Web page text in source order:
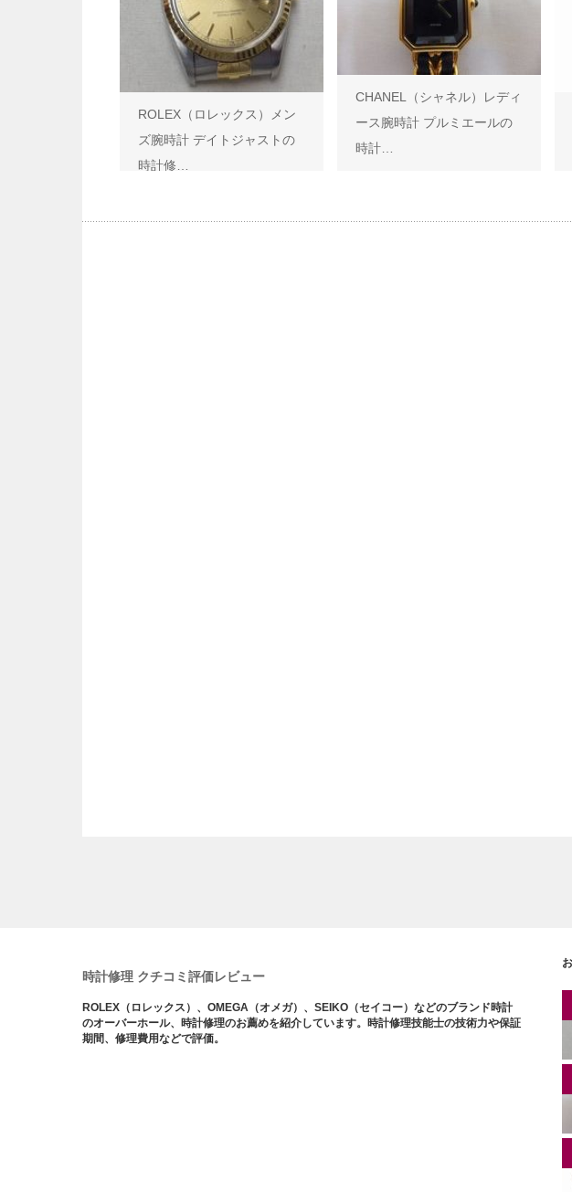
ROLEX（ロレックス）メン
ズ腕時計 デイトジャストの
時計修…
CHANEL（シャネル）レディ
ース腕時計 プルミエールの
時計…
時計修理 クチコミ評価レビュー
ROLEX（ロレックス）、OMEGA（オメガ）、SEIKO（セイコー）などのブランド時計
のオーバーホール、時計修理のお薦めを紹介しています。時計修理技能士の技術力や保証
期間、修理費用などで評価。